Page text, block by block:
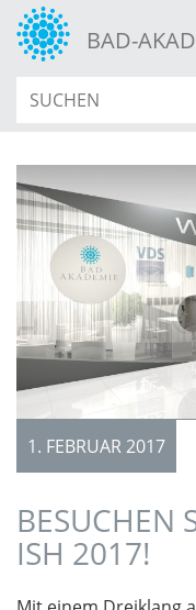
BAD-
1. FEBRUAR 2017
BESUCHEN
ISH 2017!